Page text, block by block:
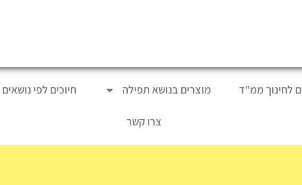
לחינוך ממ"ד מוצרים בנושא תפילה חיוכים לפי נושאים
צרו קשר